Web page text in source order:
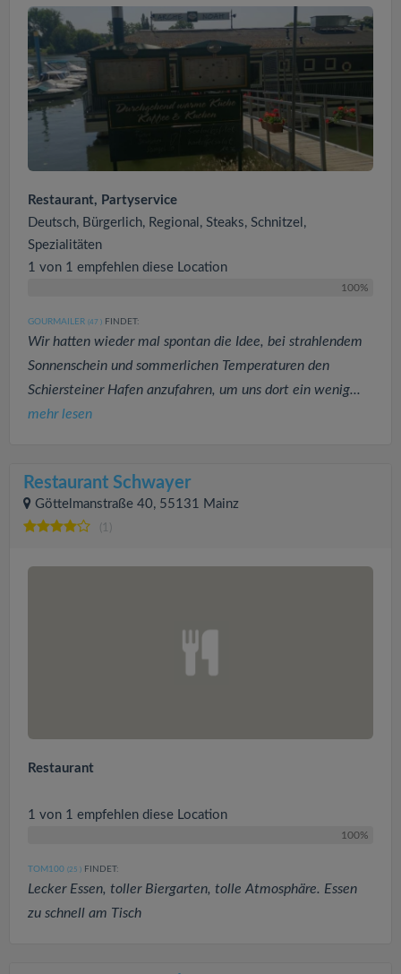
Restaurant, Partyservice
Deutsch, Bürgerlich, Regional, Steaks, Schnitzel,
Spezialitäten
1 von 1 empfehlen diese Location
100%
GOURMAILER (47 ) FINDET:
Wir hatten wieder mal spontan die Idee, bei strahlendem
Sonnenschein und sommerlichen Temperaturen den
Schiersteiner Hafen anzufahren, um uns dort ein wenig...
mehr lesen
Restaurant Schwayer
Göttelmanstraße 40, 55131 Mainz
(1)
Restaurant
1 von 1 empfehlen diese Location
100%
TOM100 (25 ) FINDET:
Lecker Essen, toller Biergarten, tolle Atmosphäre. Essen
zu schnell am Tisch